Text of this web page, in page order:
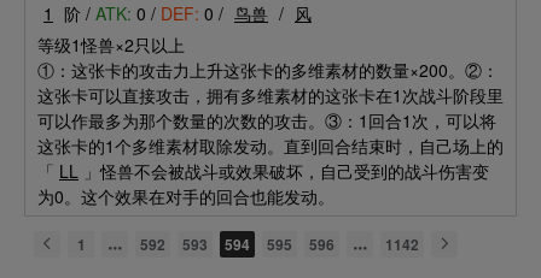
1 阶 / ATK: 0 / DEF: 0 / 鸟兽 / 风
等级1怪兽×2只以上
①：这张卡的攻击力上升这张卡的多维素材的数量×200。②：
这张卡可以直接攻击，拥有多维素材的这张卡在1次战斗阶段里
可以作最多为那个数量的次数的攻击。③：1回合1次，可以将
这张卡的1个多维素材取除发动。直到回合结束时，自己场上的
「 LL 」怪兽不会被战斗或效果破坏，自己受到的战斗伤害变
为0。这个效果在对手的回合也能发动。
1 592 593 594 595 596 1142